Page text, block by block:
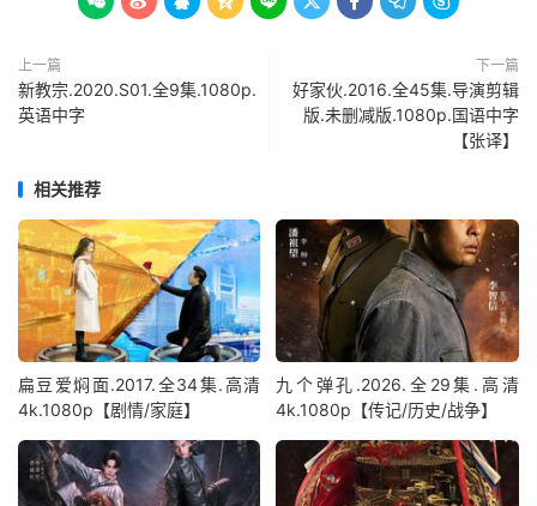
上一篇
新教宗.2020.S01.全9集.1080p.
英语中字
下一篇
好家伙.2016.全45集.导演剪辑
版.未删减版.1080p.国语中字
【张译】
相关推荐
扁豆爱焖面.2017.全34集.高清
4k.1080p【剧情/家庭】
九个弹孔.2026.全29集.高清
4k.1080p【传记/历史/战争】